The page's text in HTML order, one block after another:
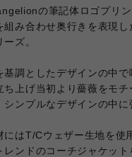
の筆記体ロゴプリ
組み合わせ奥行きを表現
ーズ。
基調としたデザインの中
ち上げ当初より薔薇をモ
シンプルなデザインの中
にはT/Cウェザー生地を使
レンドのコーチジャケット